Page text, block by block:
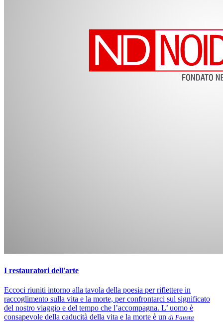
I restauratori dell'arte
Eccoci riuniti intorno alla tavola della poesia per riflettere in
raccoglimento sulla vita e la morte, per confrontarci sul significato
del nostro viaggio e del tempo che l’accompagna. L’ uomo è
consapevole della caducità della vita e la morte è un di Fausta